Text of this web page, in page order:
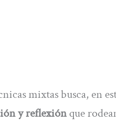
mixtas busca, en
y reflexiónque